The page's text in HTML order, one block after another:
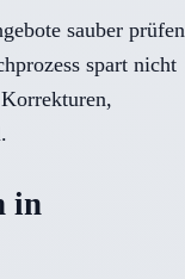
sauber prüfen
spart nicht
in